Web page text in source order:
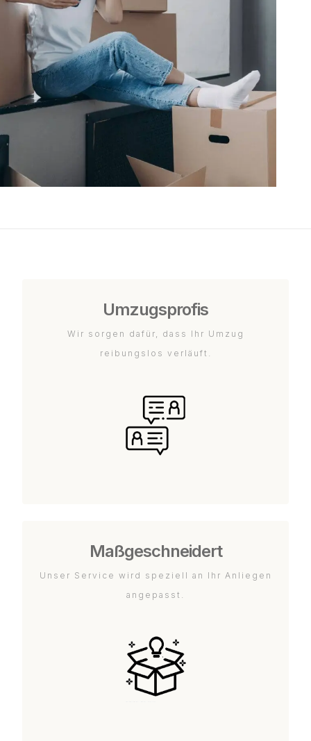
Umzugsprofis
Wir sorgen dafür, dass Ihr Umzug
reibungslos verläuft.
Maßgeschneidert
Unser Service wird speziell an Ihr Anliegen
angepasst.